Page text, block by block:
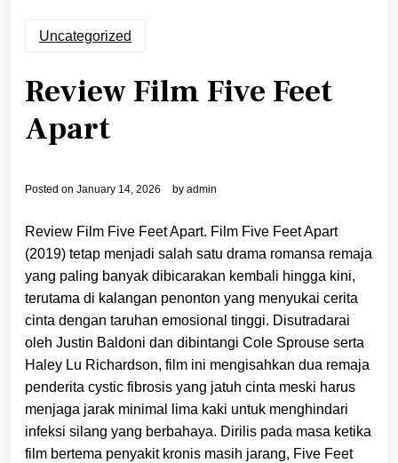
Uncategorized
Review Film Five Feet
Apart
Posted on January 14, 2026 by admin
Review Film Five Feet Apart. Film Five Feet Apart
(2019) tetap menjadi salah satu drama romansa remaja
yang paling banyak dibicarakan kembali hingga kini,
terutama di kalangan penonton yang menyukai cerita
cinta dengan taruhan emosional tinggi. Disutradarai
oleh Justin Baldoni dan dibintangi Cole Sprouse serta
Haley Lu Richardson, film ini mengisahkan dua remaja
penderita cystic fibrosis yang jatuh cinta meski harus
menjaga jarak minimal lima kaki untuk menghindari
infeksi silang yang berbahaya. Dirilis pada masa ketika
film bertema penyakit kronis masih jarang, Five Feet